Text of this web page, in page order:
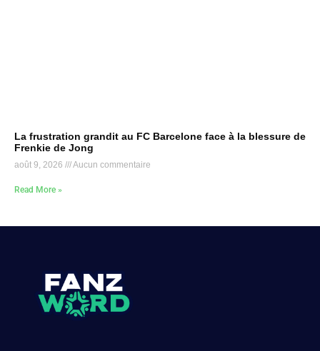
La frustration grandit au FC Barcelone face à la blessure de
Frenkie de Jong
août 9, 2026 Aucun commentaire
Read More »